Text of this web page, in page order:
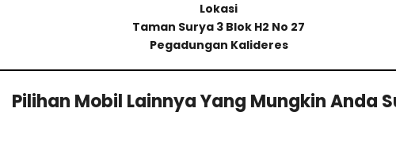
Lokasi
Taman Surya 3 Blok H2 No 27
Pegadungan Kalideres
Pilihan Mobil Lainnya Yang Mungkin Anda